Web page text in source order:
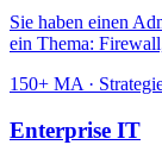
Sie haben einen
ein Thema:
150+ MA ·
Enterprise IT